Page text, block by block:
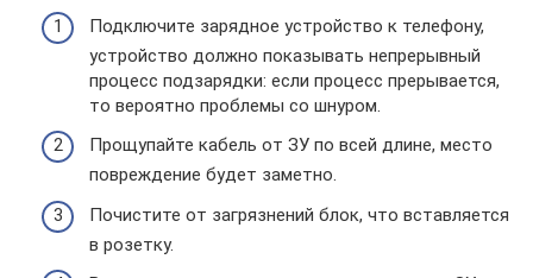
Подключите зарядное устройство к телефону,
устройство должно показывать непрерывный
процесс подзарядки: если процесс прерывается,
то вероятно проблемы со шнуром.
Прощупайте кабель от ЗУ по всей длине, место
повреждение будет заметно.
Почистите от загрязнений блок, что вставляется
в розетку.